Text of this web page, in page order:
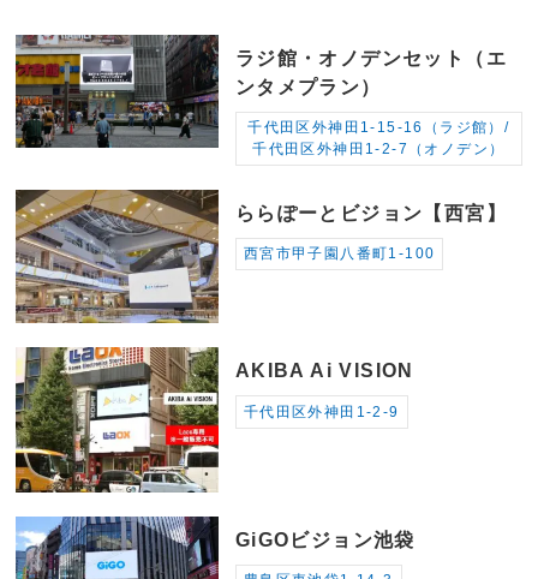
ラジ館・オノデンセット（エ
ンタメプラン）
千代田区外神田1-15-16（ラジ館）/
千代田区外神田1-2-7（オノデン）
ららぽーとビジョン【西宮】
西宮市甲子園八番町1-100
AKIBA Ai VISION
千代田区外神田1-2-9
GiGOビジョン池袋